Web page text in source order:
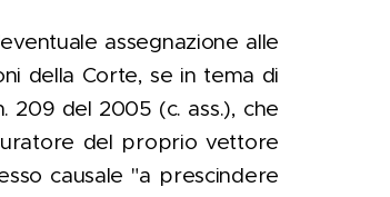
assegnazione alle
della Corte, se in tema di
209 del 2005 (c. ass.), che
del proprio vettore
causale "a prescindere